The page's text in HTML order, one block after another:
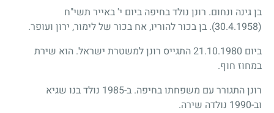
בן גינה ונחום. רונן נולד בחיפה ביום י' באייר תשי"ח
(30.4.1958)
. בן בכור להוריו, אח בכור של לימור, ירון ועופר.
ביום 21.10.1980 התגייס רונן למשטרת ישראל. הוא שירת
במחוז חוף.
רונן התגורר עם משפחתו בחיפה. ב-1985 נולד בנו שגיא
וב-1990 נולדה שירה.